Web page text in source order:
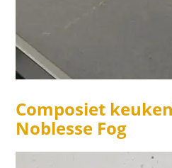
Composiet
Noblesse Fog